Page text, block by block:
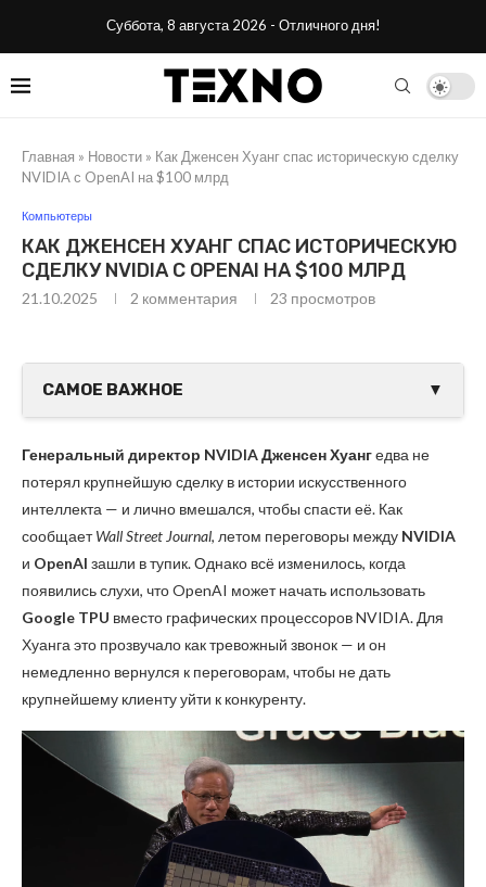
Суббота, 8 августа 2026 - Отличного дня!
Главная » Новости » Как Дженсен Хуанг спас историческую сделку
NVIDIA с OpenAI на $100 млрд
Компьютеры
КАК ДЖЕНСЕН ХУАНГ СПАС ИСТОРИЧЕСКУЮ
СДЕЛКУ NVIDIA С OPENAI НА $100 МЛРД
21.10.2025 2 комментария 23 просмотров
САМОЕ ВАЖНОЕ ▼
Генеральный директор NVIDIA Дженсен Хуангедва не
потерял крупнейшую сделку в истории искусственного
интеллекта — и лично вмешался, чтобы спасти её. Как
сообщаетWall Street Journal, летом переговоры между NVIDIA
и OpenAI зашли в тупик. Однако всё изменилось, когда
появились слухи, что OpenAI может начать использовать
Google TPU вместо графических процессоров NVIDIA. Для
Хуанга это прозвучало как тревожный звонок — и он
немедленно вернулся к переговорам, чтобы не дать
крупнейшему клиенту уйти к конкуренту.